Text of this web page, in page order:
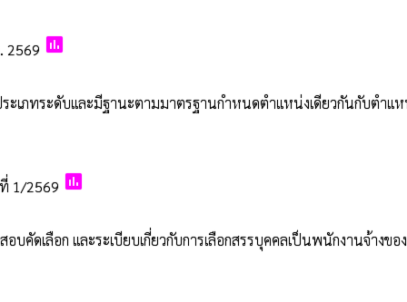
2569 poll
เภทระดับและมีฐานะตามมาตรฐานกำหนดตำแหน่งเดียวกันกับตำแห
1/2569 poll
คัดเลือก และระเบียบเกี่ยวกับการเลือกสรรบุคคลเป็นพนักงานจ้างของ